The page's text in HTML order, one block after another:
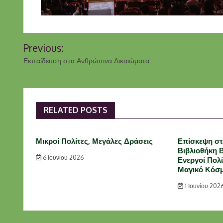
Previous:
Εκπαίδευση στα Ανθρώπινα Δικαιώματα
RELATED POSTS
Μικροί Πολίτες, Μεγάλες Δράσεις
6 Ιουνίου 2026
Επίσκεψη
Βιβλιοθήκη
Ενεργοί
Μαγικό
1 Ιουνίου